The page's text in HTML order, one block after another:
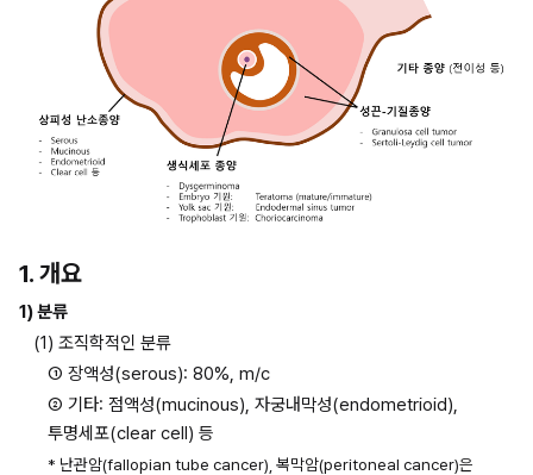
1. 개요
1) 분류
(1) 조직학적인 분류
① 장액성(serous): 80%, m/c
② 기타: 점액성(mucinous), 자궁내막성(endometrioid),
투명세포(clear cell) 등
* 난관암(fallopian tube cancer), 복막암(peritoneal cancer)은